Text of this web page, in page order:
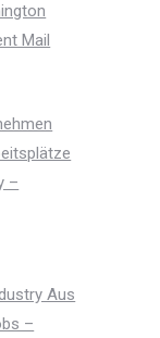
Mail
–
Aus
–